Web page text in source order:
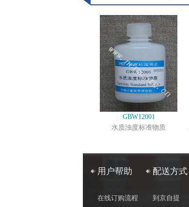
GBW12001
水质浊度标准物质
用户帮助
在线订购流程
配送方式
到京自提